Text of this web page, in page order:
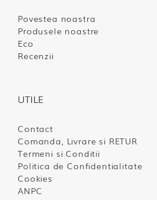
Povestea noastra
Produsele noastre
Eco
Recenzii
UTILE
Contact
Comanda, Livrare si RETUR
Termeni si Conditii
Politica de Confidentialitate
Cookies
ANPC